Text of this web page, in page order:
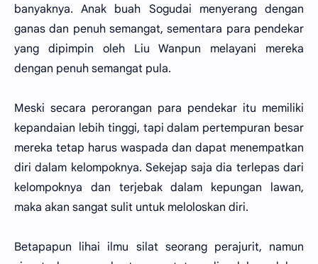
banyaknya. Anak buah Sogudai menyerang dengan
ganas dan penuh semangat, sementara para pendekar
yang dipimpin oleh Liu Wanpun melayani mereka
dengan penuh semangat pula.
Meski secara perorangan para pendekar itu memiliki
kepandaian lebih tinggi, tapi dalam pertempuran besar
mereka tetap harus waspada dan dapat menempatkan
diri dalam kelompoknya. Sekejap saja dia terlepas dari
kelompoknya dan terjebak dalam kepungan lawan,
maka akan sangat sulit untuk meloloskan diri.
Betapapun lihai ilmu silat seorang perajurit, namun